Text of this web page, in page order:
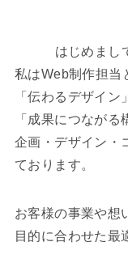
はじめまし
私はWeb制作担当
「伝わるデザイン
「成果につながる
企画・デザイン・
ております。
お客様の事業や想
目的に合わせた最